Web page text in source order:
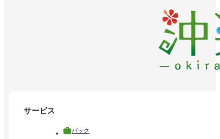
サービス
パック